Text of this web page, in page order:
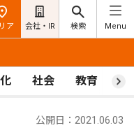
ア 会社・IR 検索 Menu
社会 教育 ス
公開日：2021.06.03